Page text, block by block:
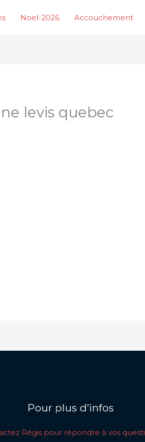
Noel-2026 Accouchement
levis quebec
Pour plus d’infos
Régis pour répondre à vos